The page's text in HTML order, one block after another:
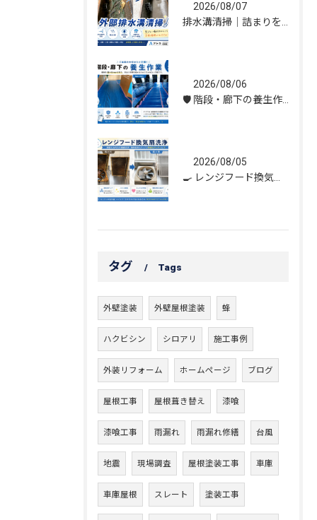
2026/08/07
排水溝清掃｜詰まりを解消し、雨水の流れを改善しました！
2026/08/06
🛡️ 階段・廊下の養生作業｜建物を守る丁寧な保護施工
2026/08/05
🍳 レンジフード換気扇洗浄｜頑固な油汚れもスッキリ！
タグ Tags
外壁塗装 外壁屋根塗装 蜂
ハクビシン シロアリ 施工事例
外装リフォーム ホームページ ブログ
屋根工事 屋根葺き替え 漆喰
漆喰工事 雨漏れ 雨漏れ修繕 台風
地震 現場調査 屋根塗装工事 車庫
車庫屋根 スレート 塗装工事